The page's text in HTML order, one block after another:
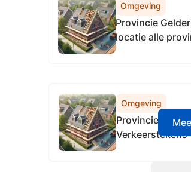
Omgeving
Provincie
locatie alle
Omgeving
Provincie
Verkeerstekens